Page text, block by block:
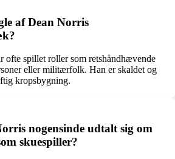
af Dean Norris
ofte spillet roller som retshåndhævende
eller militærfolk. Han er skaldet og
kropsbygning.
nogensinde udtalt sig om
skuespiller?